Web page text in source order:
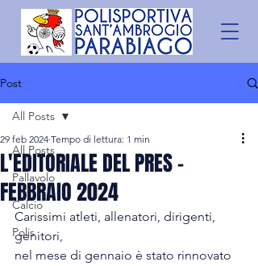
Post
All Posts
Pallavolo
Calcio
Polis
All Posts
L'EDITORIALE DEL PRES -
FEBBRAIO 2024
29 feb 2024 Tempo di lettura: 1 min
Carissimi atleti, allenatori, dirigenti,
genitori,
nel mese di gennaio è stato rinnovato